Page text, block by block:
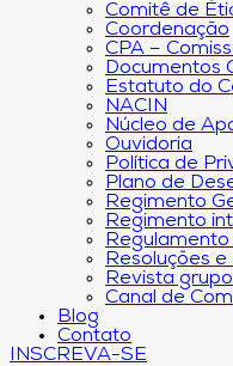
Comitê de
Coordenação
CPA –
Documentos
Estatuto do
NACIN
Núcleo de
Ouvidoria
Política de
Plano de
Regimento
Regimento
Resoluções
Revista
Canal de
Blog
Contato
INSCREVA-SE